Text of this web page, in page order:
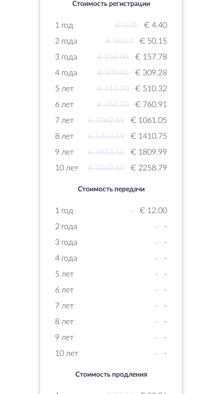
Стоимость регистрации
1 год € 4.41
€ 4.40
2 года
€ 50.24
€ 50.15
3 года
€ 158.05
€ 157.78
4 года
€ 309.81
€ 309.28
5 лет
€ 511.20
€ 510.32
6 лет
€ 762.23
€ 760.91
7 лет
€ 1062.89
€ 1061.05
8 лет
€ 1413.19
€ 1410.75
9 лет
€ 1813.13
€ 1809.99
10 лет
€ 2262.69 € 2258.79
Стоимость передачи
1 год -
€ 12.00
2 года
-
-
3 года
-
-
4 года
-
-
5 лет
-
-
6 лет
-
-
7 лет
-
-
8 лет
-
-
9 лет
-
-
10 лет
- -
Стоимость продления